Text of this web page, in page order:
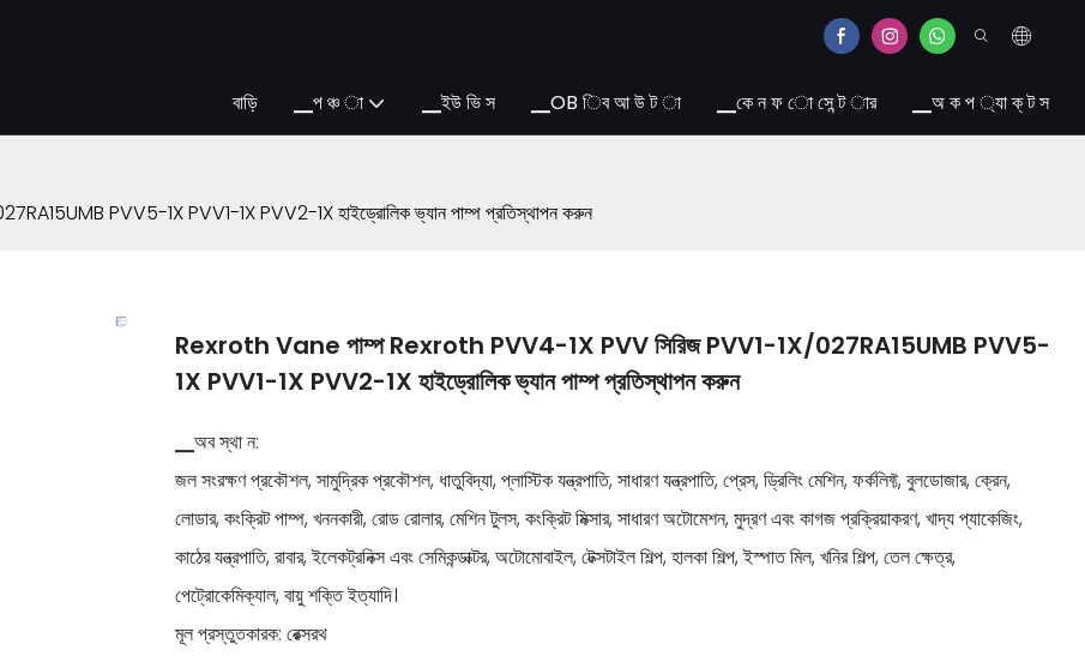
বাড়ি ▁প ঞ্চ া ▁ইউ ভি স ▁OB িব আ উ ট া ▁কে ন ফ ো সে ন্ট ার ▁অ ক প ্যা ক্ ট স
PVV5-1X PVV1-1X PVV2-1X হাইড্রোলিক ভ্যান পাম্প প্রতিস্থাপন করুন
Rexroth Vane পাম্প Rexroth PVV4-1X PVV সিরিজ PVV1-1X/027RA15UMB PVV5-
1X PVV1-1X PVV2-1X হাইড্রোলিক ভ্যান পাম্প প্রতিস্থাপন করুন
▁অব স্থা ন:
জল সংরক্ষণ প্রকৌশল, সামুদ্রিক প্রকৌশল, ধাতুবিদ্যা, প্লাস্টিক যন্ত্রপাতি, সাধারণ যন্ত্রপাতি, প্রেস, ড্রিলিং মেশিন, ফর্কলিফ্ট, বুলডোজার, ক্রেন,
লোডার, কংক্রিট পাম্প, খননকারী, রোড রোলার, মেশিন টুলস, কংক্রিট মিক্সার, সাধারণ অটোমেশন, মুদ্রণ এবং কাগজ প্রক্রিয়াকরণ, খাদ্য প্যাকেজিং,
কাঠের যন্ত্রপাতি, রাবার, ইলেকট্রনিক্স এবং সেমিকন্ডাক্টর, অটোমোবাইল, টেক্সটাইল শিল্প, হালকা শিল্প, ইস্পাত মিল, খনির শিল্প, তেল ক্ষেত্র,
পেট্রোকেমিক্যাল, বায়ু শক্তি ইত্যাদি।
মূল প্রস্তুতকারক: রেক্সরথ